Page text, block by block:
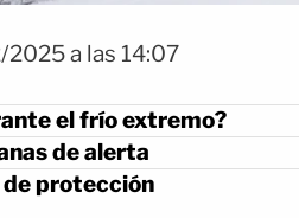
a las 14:07
el frío extremo?
de alerta
protección